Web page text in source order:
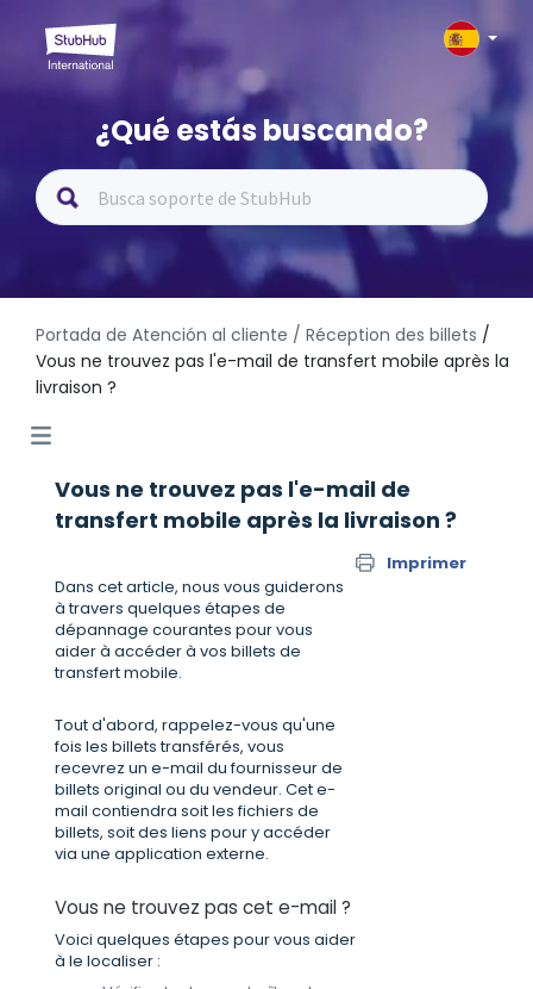
¿Qué estás buscando?
Portada de Atención al cliente / Réception des billets /
Vous ne trouvez pas l'e-mail de transfert mobile après la
livraison ?
Vous ne trouvez pas l'e-mail de
transfert mobile après la livraison ?
Imprimer
Dans cet article, nous vous guiderons
à travers quelques étapes de
dépannage courantes pour vous
aider à accéder à vos billets de
transfert mobile.
Tout d'abord, rappelez-vous qu'une
fois les billets transférés, vous
recevrez un e-mail du fournisseur de
billets original ou du vendeur. Cet e-
mail contiendra soit les fichiers de
billets, soit des liens pour y accéder
via une application externe.
Vous ne trouvez pas cet e-mail ?
Voici quelques étapes pour vous aider
à le localiser :